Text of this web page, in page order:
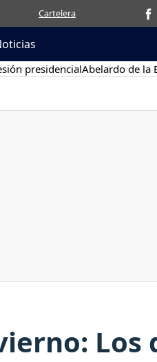
Cartelera
presidencialAbelardo de la
Los